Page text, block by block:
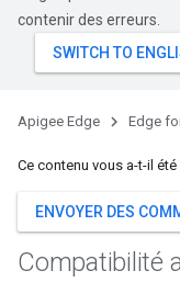
contenir des erreurs.
Apigee Edge Edge
Ce contenu vous a-t-il été
ENVOYER DES
Compatibilité